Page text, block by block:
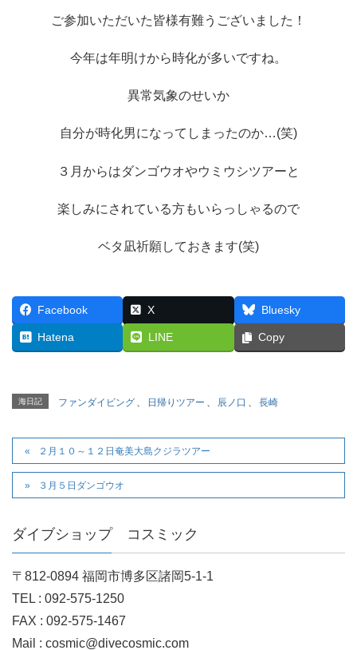
ご参加いただいた皆様有難うございました！
今年は年明けから時化が多いですね。
異常気象のせいか
自分が時化男になってしまったのか…(笑)
３月からはダンゴウオやウミウシツアーと
楽しみにされている方もいらっしゃるので
ベタ凪祈願しておきます(笑)
Facebook X Bluesky
Hatena LINE Copy
海日記 ファンダイビング 、 日帰りツアー 、 辰ノ口 、 長崎
２月１０～１２日奄美大島クジラツアー
３月５日ダンゴウオ
ダイブショップ コスミック
〒812-0894 福岡市博多区諸岡5-1-1
TEL : 092-575-1250
FAX : 092-575-1467
Mail : cosmic@divecosmic.com